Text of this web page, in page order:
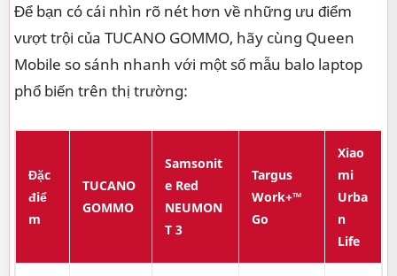
Để bạn có cái nhìn rõ nét hơn về những ưu điểm
vượt trội của TUCANO GOMMO, hãy cùng Queen
Mobile so sánh nhanh với một số mẫu balo laptop
phổ biến trên thị trường:
Đặc
điể
m
TUCANO
GOMMO
Samsonit
e Red
NEUMON
T 3
Targus
Work+™
Go
Xiao
mi
Urba
n
Life